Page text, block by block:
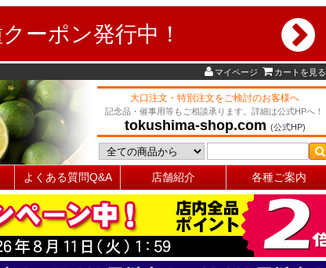
ーポン発行中！
マイページ カートを見る
大口注文・特別注文をご検討のお客様へ
記念品・催事用等もご相談承ります。詳細は公式HPへ！
tokushima-shop.com (公式HP)
よくある質問Q&A 店舗紹介 各種ご案内